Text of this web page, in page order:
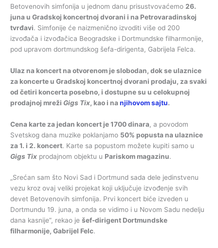
Betovenovih simfonija u jednom danu prisustvovaćemo 26.
juna u Gradskoj koncertnoj dvorani i na Petrovaradinskoj
tvrđavi. Simfonije će naizmenično izvoditi više od 200
izvođača i izvođačica Beogradske i Dortmundske filharmonije,
pod upravom dortmundskog šefa-dirigenta, Gabrijela Felca.
Ulaz na koncert na otvorenom je slobodan, dok se ulaznice
za koncerte u Gradskoj koncertnoj dvorani prodaju, za svaki
od četiri koncerta posebno, i dostupne su u celokupnoj
prodajnoj mreži Gigs Tix, kao i nanjihovom sajtu.
Cena karte za jedan koncert je 1700 dinara, a povodom
Svetskog dana muzike poklanjamo 50% popusta na ulaznice
za 1. i 2. koncert. Karte sa popustom možete kupiti samo u
Gigs Tix prodajnom objektu u Pariskom magazinu.
„Srećan sam što Novi Sad i Dortmund sada dele jedinstvenu
vezu kroz ovaj veliki projekat koji uključuje izvođenje svih
devet Betovenovih simfonija. Prvi koncert biće izveden u
Dortmundu 19. juna, a onda se vidimo i u Novom Sadu nedelju
dana kasnije”, rekao ješef-dirigent Dortmundske
filharmonije, Gabrijel Felc.